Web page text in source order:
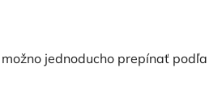
jednoducho prepínať podľa